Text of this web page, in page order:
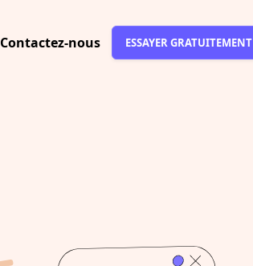
Contactez-nous ESSAYER GRATUITEMENT